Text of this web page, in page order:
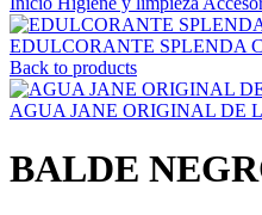
EDULCORANTE SPLENDA
Back to products
AGUA JANE ORIGINAL DE
BALDE